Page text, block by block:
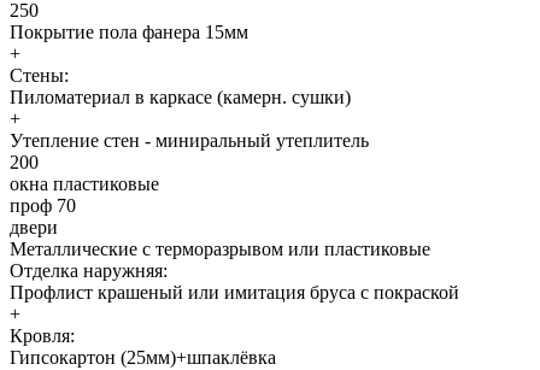
250
Покрытие пола фанера 15мм
+
Стены:
Пиломатериал в каркасе (камерн. сушки)
+
Утепление стен - миниральный утеплитель
200
окна пластиковые
проф 70
двери
Металлические с терморазрывом или пластиковые
Отделка наружняя:
Профлист крашеный или имитация бруса с покраской
+
Кровля:
Гипсокартон (25мм)+шпаклёвка